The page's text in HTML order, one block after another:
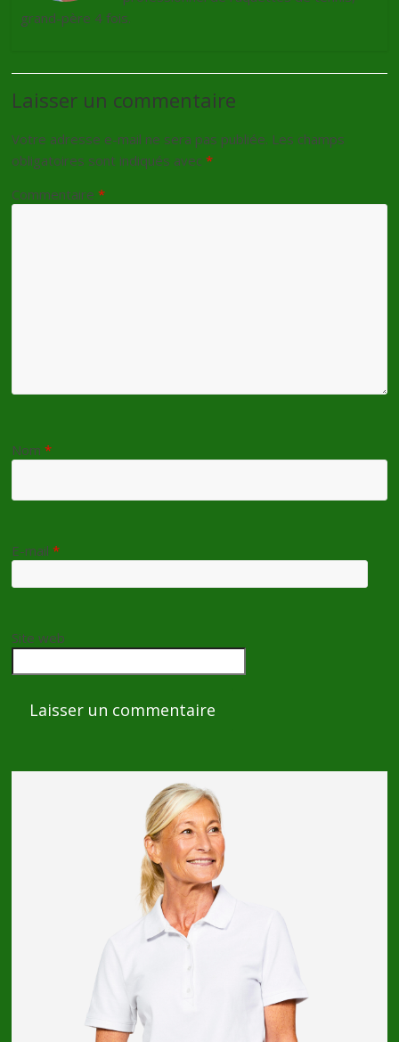
grand-père 4 fois.
Laisser un commentaire
Votre adresse e-mail ne sera pas publiée. Les champs
obligatoires sont indiqués avec*
Commentaire*
Nom*
E-mail*
Site web